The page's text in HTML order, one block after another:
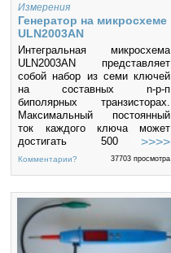
измерений и прибора или
выходом нормируемых
характеристик прибора за
Измерения
Генератор на микросхеме
ULN2003AN
Интегральная микросхема
ULN2003AN представляет
собой набор из семи ключей
на составных n-p-п
биполярных транзисторах.
Максимальный постоянный
ток каждого ключа может
достигать 500 мА,
максимальное напряжение
коллектор - эмиттер 30 В.
используется для управления
шаговыми
электродвигателями,
иголками печатающей
головки матричных
Комментарии? 37703 просмотра